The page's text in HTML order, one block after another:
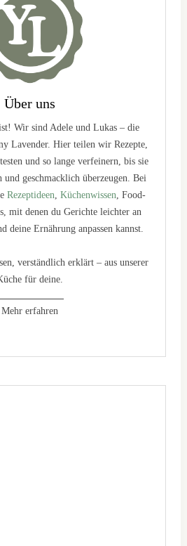
Über uns
Wir sind Adele und Lukas – die
Lavender. Hier teilen wir Rezepte,
und so lange verfeinern, bis sie
geschmacklich überzeugen. Bei
Rezeptideen Küchenwissen , Food-
mit denen du Gerichte leichter an
deine Ernährung anpassen kannst.
verständlich erklärt – aus unserer
für deine.
Mehr erfahren